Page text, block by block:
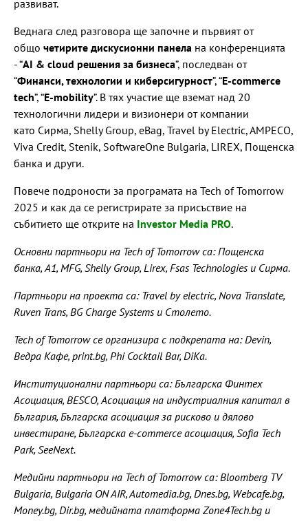
развиват.
Веднага след разговора ще започне и първият от
общо четирите дискусионни панела на конференцията
- “AI & cloud решения за бизнеса”, последван от
“Финанси, технологии и киберсигурност”, “E-commerce
tech”, “E-mobility”. В тях участие ще вземат над 20
технологични лидери и визионери от компании
като Сирма, Shelly Group, eBag, Travel by Electric, AMPECO,
Viva Credit, Stenik, SoftwareOne Bulgaria, LIREX, Пощенска
банка и други.
Повече подроности за програмата на Tech of Tomorrow
2025 и как да се регистрирате за присъствие на
събитието ще открите на Investor Media PRO.
Основни партньори на Tech of Tomorrow са: Пощенска
банка, A1, MFG, Shelly Group, Lirex, Fsas Technologies и Сирма.
Партньори на проекта са: Travel by electric, Nova Translate,
Ruven Trans, BG Charge Systems и Столето.
Tech of Tomorrow се организира с подкрепата на: Devin,
Ведра Кафе, print.bg, Phi Cocktail Bar, DiKa.
Институционални партньори са: Българска Финтех
Асоциация, BESCO, Асоциация на индустриалния капитал в
България, Българска асоциация за рисково и дялово
инвестиране, Българска e-commerce асоциация, Sofia Tech
Park, SeeNext.
Медийни партньори на Tech of Tomorrow са: Bloomberg TV
Bulgaria, Bulgaria ON AIR, Automedia.bg, Dnes.bg, Webcafe.bg,
Money.bg, Dir.bg, медийната платформа Zone4Tech.bg и